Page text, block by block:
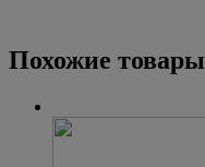
Похожие товары